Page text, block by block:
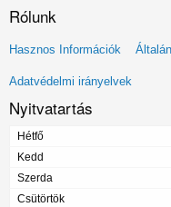
Rólunk
Lábléc
menü
Hasznos Információk
Adatvédelmi irányelvek
Nyitvatartás
Hétfő
Kedd
Szerda
Csütörtök